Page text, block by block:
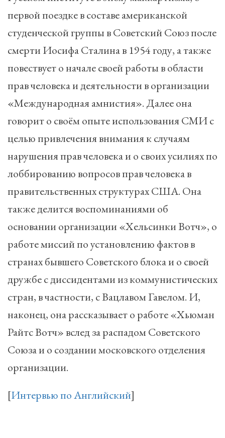
первой поездке в составе американской
студенческой группы в Советский Союз после
смерти Иосифа Сталина в 1954 году, а также
повествует о начале своей работы в области
прав человека и деятельности в организации
«Международная амнистия». Далее она
говорит о своём опыте использования СМИ с
целью привлечения внимания к случаям
нарушения прав человека и о своих усилиях по
лоббированию вопросов прав человека в
правительственных структурах США. Она
также делится воспоминаниями об
основании организации «Хельсинки Вотч», о
работе миссий по установлению фактов в
странах бывшего Советского блока и о своей
дружбе с диссидентами из коммунистических
стран, в частности, с Вацлавом Гавелом. И,
наконец, она рассказывает о работе «Хьюман
Райтс Вотч» вслед за распадом Советского
Союза и о создании московского отделения
организации.
[Интервью по Английский]